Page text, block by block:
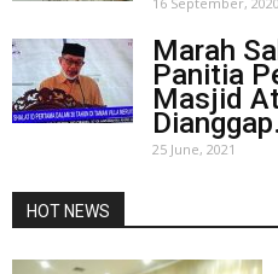
Marah
Panitia
Masjid
25 June, 2021
HOT NEWS